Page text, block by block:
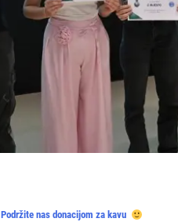
Podržite nas donacijom za kavu